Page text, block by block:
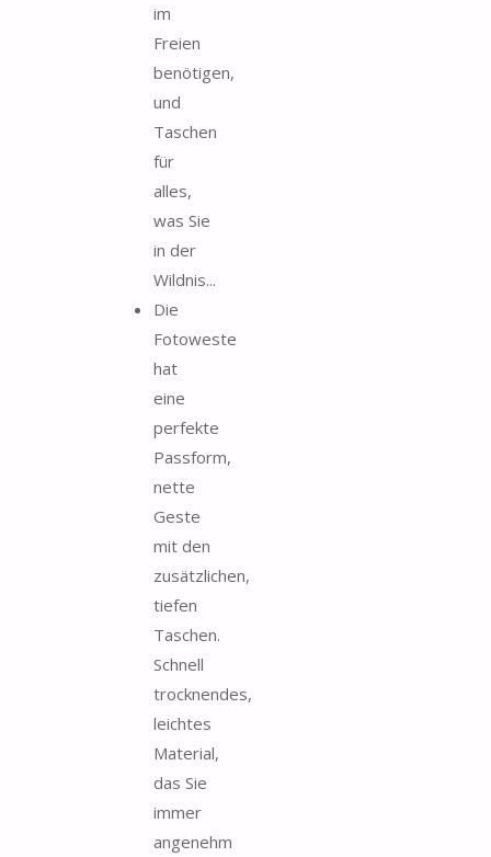
im
Freien
benötigen,
und
Taschen
für
alles,
was Sie
in der
Wildnis...
Die
Fotoweste
hat
eine
perfekte
Passform,
nette
Geste
mit den
zusätzlichen,
tiefen
Taschen.
Schnell
trocknendes,
leichtes
Material,
das Sie
immer
angenehm